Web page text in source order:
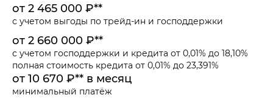
от 2 465 000 ₽**
с учетом выгоды по трейд-ин и господдержки
от 2 660 000 ₽**
с учетом господдержки и кредита от 0,01% до 18,10%
полная стоимость кредита от 0,01% до 23,391%
от 10 670 ₽** в месяц
минимальный платёж